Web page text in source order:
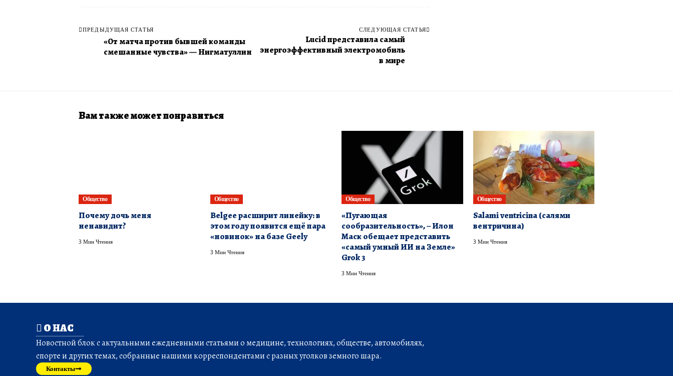
ПРЕДЫДУЩАЯ СТАТЬЯ
«От матча против бывшей команды
смешанные чувства» — Нигматуллин
СЛЕДУЮЩАЯ СТАТЬЯ
Lucid представила самый
энергоэффективный электромобиль
в мире
Вам также может понравиться
Общество
Почему дочь меня
ненавидит?
3 Мин Чтения
Общество
Belgee расширит линейку: в
этом году появится ещё пара
«новинок» на базе Geely
3 Мин Чтения
Общество
«Пугающая
сообразительность», – Илон
Маск обещает представить
«самый умный ИИ на Земле»
Grok 3
3 Мин Чтения
Общество
Salami ventricina (салями
вентричина)
3 Мин Чтения
О НАС
Новостной блок с актуальными ежедневными статьями о медицине, технологиях, обществе, автомобилях,
спорте и других темах, собранные нашими корреспондентами с разных уголков земного шара.
Контакты